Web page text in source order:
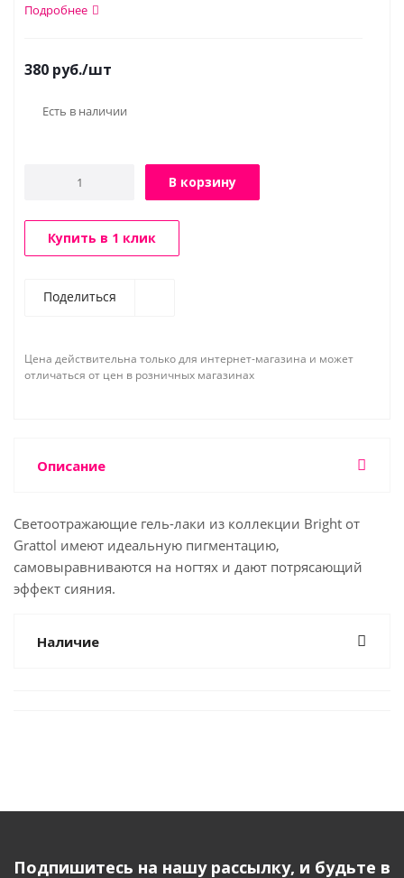
Подробнее
380 руб./шт
Есть в наличии
В корзину
Купить в 1 клик
Поделиться
Цена действительна только для интернет-магазина и может
отличаться от цен в розничных магазинах
Описание
Светоотражающие гель-лаки из коллекции Bright от
Grattol имеют идеальную пигментацию,
самовыравниваются на ногтях и дают потрясающий
эффект сияния.
Наличие
Подпишитесь на нашу рассылку, и будьте в